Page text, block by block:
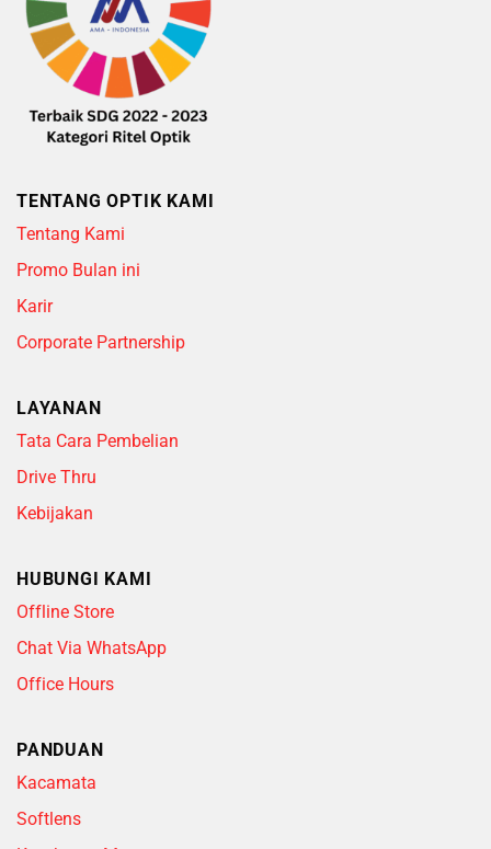
TENTANG OPTIK KAMI
Tentang Kami
Promo Bulan ini
Karir
Corporate Partnership
LAYANAN
Tata Cara Pembelian
Drive Thru
Kebijakan
HUBUNGI KAMI
Offline Store
Chat Via WhatsApp
Office Hours
PANDUAN
Kacamata
Softlens